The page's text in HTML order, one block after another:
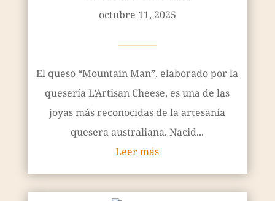
octubre 11, 2025
————
El queso “Mountain Man”, elaborado por la
quesería L’Artisan Cheese, es una de las
joyas más reconocidas de la artesanía
quesera australiana. Nacid...
Leer más